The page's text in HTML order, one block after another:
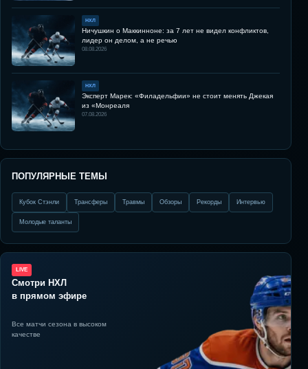
НХЛ
Ничушкин о Маккинноне: за 7 лет не видел конфликтов,
лидер он делом, а не речью
08.08.2026
НХЛ
Эксперт Марек: «Филадельфии» не стоит менять Джекая
из «Монреаля
07.08.2026
ПОПУЛЯРНЫЕ ТЕМЫ
Кубок Стэнли Трансферы Травмы Обзоры Рекорды Интервью
Молодые таланты
LIVE
Смотри НХЛ
в прямом эфире
Все матчи сезона в высоком
качестве